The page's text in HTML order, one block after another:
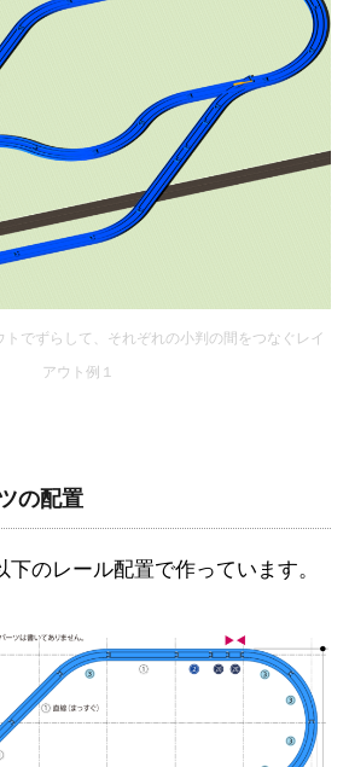
でずらして、それぞれの小判の間をつなぐレイ
アウト例１
の配置
下のレール配置で作っています。